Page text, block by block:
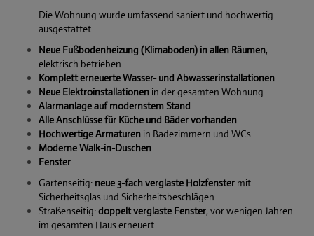
Die Wohnung wurde umfassend saniert und hochwertig
ausgestattet.
Neue Fußbodenheizung (Klimaboden) in allen Räumen,
elektrisch betrieben
Komplett erneuerte Wasser- und Abwasserinstallationen
Neue Elektroinstallationen in der gesamten Wohnung
Alarmanlage auf modernstem Stand
Alle Anschlüsse für Küche und Bäder vorhanden
Hochwertige Armaturen in Badezimmern und WCs
Moderne Walk-in-Duschen
Fenster
Gartenseitig: neue 3-fach verglaste Holzfenster mit
Sicherheitsglas und Sicherheitsbeschlägen
Straßenseitig:doppelt verglaste Fenster, vor wenigen Jahren
im gesamten Haus erneuert